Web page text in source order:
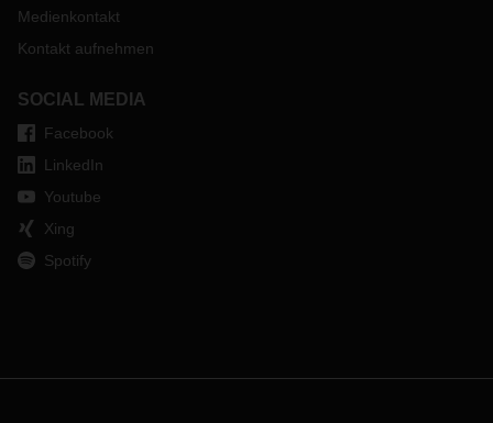
Medienkontakt
Kontakt aufnehmen
SOCIAL MEDIA
Facebook
LinkedIn
Youtube
Xing
Spotify